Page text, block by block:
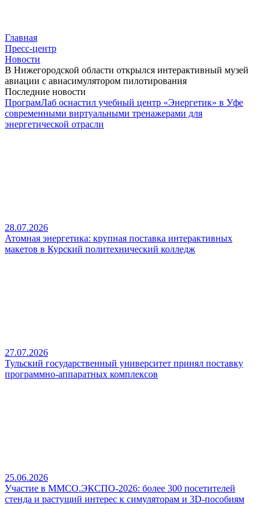
Главная
Пресс-центр
Новости
В Нижегородской области открылся интерактивный музей
авиации с авиасимулятором пилотирования
Последние новости
ПрограмЛаб оснастил учебный центр «Энергетик» в Уфе
современными виртуальными тренажерами для
энергетической отрасли
28.07.2026
Атомная энергетика: крупная поставка интерактивных
макетов в Курский политехнический колледж
27.07.2026
Тульский государственный университет принял поставку
программно-аппаратных комплексов
25.06.2026
Участие в ММСО.ЭКСПО-2026: более 300 посетителей
стенда и растущий интерес к симуляторам и 3D-пособиям